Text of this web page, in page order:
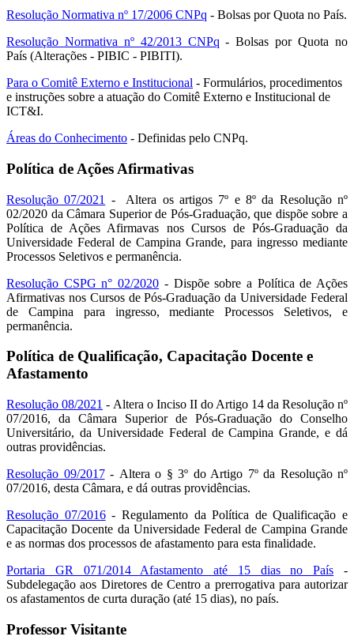
Resolução Normativa nº 17/2006 CNPq - Bolsas por Quota no País.
Resolução Normativa nº 42/2013 CNPq - Bolsas por Quota no
País (Alterações - PIBIC - PIBITI).
Para o Comitê Externo e Institucional - Formulários, procedimentos
e instruções sobre a atuação do Comitê Externo e Institucional de
ICT&I.
Áreas do Conhecimento - Definidas pelo CNPq.
Política de Ações Afirmativas
Resolução 07/2021
- Altera os artigos 7º e 8º da Resolução nº
02/2020 da Câmara Superior de Pós-Graduação, que dispõe sobre a
Política de Ações Afirmavas nos Cursos de Pós-Graduação da
Universidade Federal de Campina Grande, para ingresso mediante
Processos Seletivos e permanência.
Resolução CSPG n° 02/2020 - Dispõe sobre a Política de Ações
Afirmativas nos Cursos de Pós-Graduação da Universidade Federal
de Campina para ingresso, mediante Processos Seletivos, e
permanência.
Política de Qualificação, Capacitação Docente e
Afastamento
Resolução 08/2021 - Altera o Inciso II do Artigo 14 da Resolução nº
07/2016, da Câmara Superior de Pós-Graduação do Conselho
Universitário, da Universidade Federal de Campina Grande, e dá
outras providências.
Resolução 09/2017- Altera o § 3º do Artigo 7º da Resolução nº
07/2016, desta Câmara, e dá outras providências.
Resolução 07/2016- Regulamento da Política de Qualificação e
Capacitação Docente da Universidade Federal de Campina Grande
e as normas dos processos de afastamento para esta finalidade.
Portaria GR 071/2014 Afastamento até 15 dias no País -
Subdelegação aos Diretores de Centro a prerrogativa para autorizar
os afastamentos de curta duração (até 15 dias), no país.
Professor Visitante